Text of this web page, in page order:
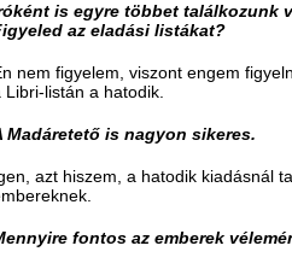
is egyre többet találkozunk
az eladási listákat?
nem figyelem, viszont engem
Libri-listán a hatodik.
Madáretető is nagyon sikeres.
azt hiszem, a hatodik kiadásnál
fontos az emberek